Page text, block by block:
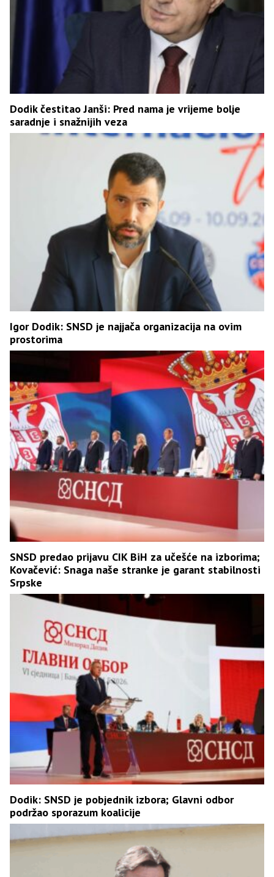
Dodik čestitao Janši: Pred nama je vrijeme bolje
saradnje i snažnijih veza
Igor Dodik: SNSD je najjača organizacija na ovim
prostorima
SNSD predao prijavu CIK BiH za učešće na izborima;
Kovačević: Snaga naše stranke je garant stabilnosti
Srpske
Dodik: SNSD je pobjednik izbora; Glavni odbor
podržao sporazum koalicije